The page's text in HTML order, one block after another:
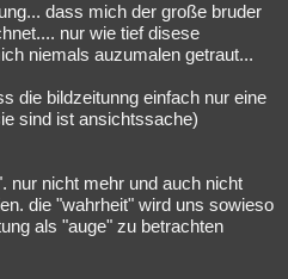
dass mich der große bruder
nur wie tief disese
niemals auzumalen getraut...
die bildzeitunng einfach nur eine
sind ist ansichtssache)
nur nicht mehr und auch nicht
die "wahrheit" wird uns sowieso
als "auge" zu betrachten